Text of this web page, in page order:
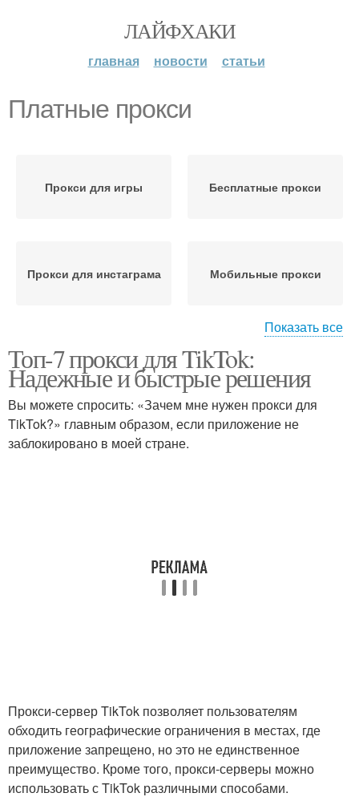
ЛАЙФХАКИ
главная новости статьи
Платные прокси
Прокси для игры Бесплатные прокси
Прокси для инстаграма Мобильные прокси
Платные прокси-
сервера
Платные прокси-
сервисы
Платные seo-прокси
Анонимные прокси Платные веб-прокси
Прокси для инстаграм Платные аналоги
Показать все
Топ-7 прокси для TikTok:
Надежные и быстрые решения
Вы можете спросить: «Зачем мне нужен прокси для
TikTok?» главным образом, если приложение не
заблокировано в моей стране.
Прокси-сервер TikTok позволяет пользователям
обходить географические ограничения в местах, где
приложение запрещено, но это не единственное
преимущество. Кроме того, прокси-серверы можно
использовать с TikTok различными способами.